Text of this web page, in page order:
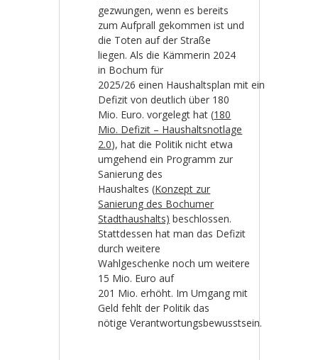
gezwungen, wenn es bereits
zum Aufprall gekommen ist und
die Toten auf der Straße
liegen. Als die Kämmerin 2024
in Bochum für
2025/26 einen Haushaltsplan mit einem
Defizit von deutlich über 180
Mio. Euro. vorgelegt hat (180
Mio. Defizit – Haushaltsnotlage
2.0), hat die Politik nicht etwa
umgehend ein Programm zur
Sanierung des
Haushaltes (Konzept zur
Sanierung des Bochumer
Stadthaushalts) beschlossen.
Stattdessen hat man das Defizit
durch weitere
Wahlgeschenke noch um weitere
15 Mio. Euro auf
201 Mio. erhöht. Im Umgang mit
Geld fehlt der Politik das
nötige Verantwortungsbewusstsein.